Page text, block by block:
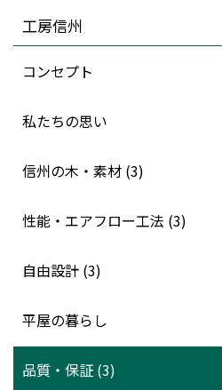
工房信州
コンセプト
私たちの思い
信州の木・素材 (3)
性能・エアフロー工法 (3)
自由設計 (3)
平屋の暮らし
品質・保証 (3)